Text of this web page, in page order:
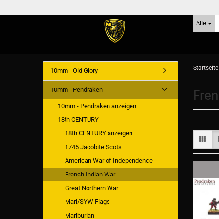
Alle
Startseite
10mm - Old Glory
10mm - Pendraken
10mm - Pendraken anzeigen
18th CENTURY
18th CENTURY anzeigen
1745 Jacobite Scots
American War of Independence
French Indian War
Great Northern War
Marl/SYW Flags
Marlburian